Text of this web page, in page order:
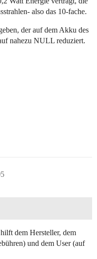
also das 10-fache.
der auf dem Akku des
nahezu NULL reduziert.
dem Hersteller, dem
und dem User (auf